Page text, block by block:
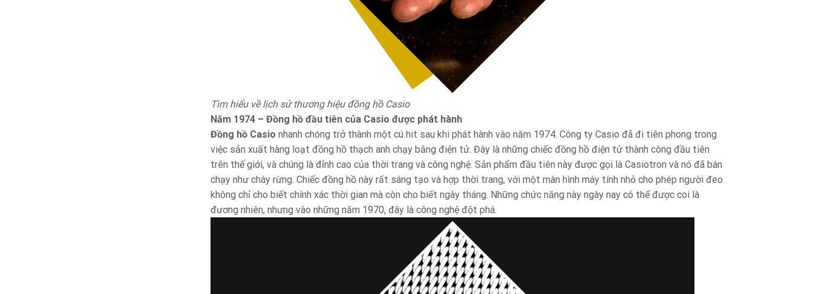
Tìm hiểu về lịch sử thương hiệu đồng hồ Casio
Năm 1974 – Đồng hồ đầu tiên của Casio được phát hành
Đồng hồ Casio nhanh chóng trở thành một cú hit sau khi phát hành vào năm 1974. Công ty Casio đã đi tiên phong trong
việc sản xuất hàng loạt đồng hồ thạch anh chạy bằng điện tử. Đây là những chiếc đồng hồ điện tử thành công đầu tiên
trên thế giới, và chúng là đỉnh cao của thời trang và công nghệ. Sản phẩm đầu tiên này được gọi là Casiotron và nó đã bán
chạy như cháy rừng. Chiếc đồng hồ này rất sáng tạo và hợp thời trang, với một màn hình máy tính nhỏ cho phép người đeo
không chỉ cho biết chính xác thời gian mà còn cho biết ngày tháng. Những chức năng này ngày nay có thể được coi là
đương nhiên, nhưng vào những năm 1970, đây là công nghệ đột phá.